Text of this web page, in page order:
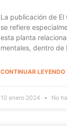
La publicación de El
se refiere
esta planta
mentales, dentro de
CONTINUAR LEYENDO
10 enero 2024 No